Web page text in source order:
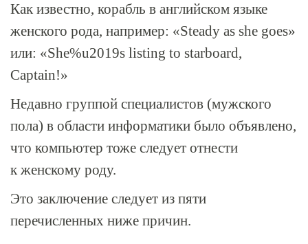
Как известно, корабль в английском языке
женского рода, например: «Stеаdу as she goes»
или: «Shе%u2019s listing to starboard,
Captain!»
Недавно группой специалистов (мужского
пола) в области информатики было объявлено,
что компьютер тоже следует отнести
к женскому роду.
Это заключение следует из пяти
перечисленных ниже причин.